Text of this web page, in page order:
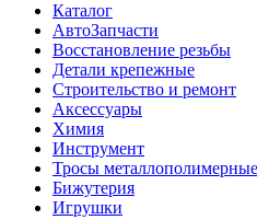
Каталог
АвтоЗапчасти
Восстановление резьбы
Детали крепежные
Строительство и ремонт
Аксессуары
Химия
Инструмент
Тросы металлополимерные
Бижутерия
Игрушки